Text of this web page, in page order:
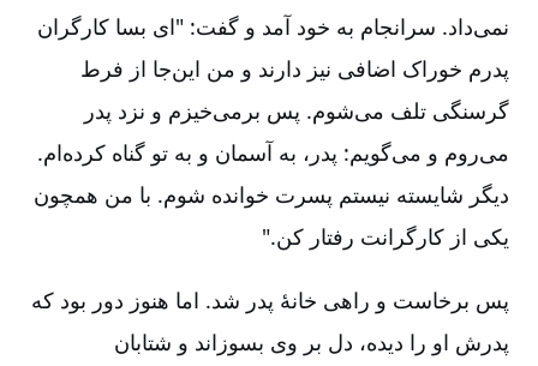
نمی‌داد. سرانجام به خود آمد و گفت: "ای بسا کارگران
پدرم خوراک اضافی نیز دارند و من این‌جا از فرط
گرسنگی تلف می‌شوم. پس برمی‌خیزم و نزد پدر
می‌روم و می‌گویم: پدر، به آسمان و به تو گناه کرده‌ام.
دیگر شایسته نیستم پسرت خوانده شوم. با من همچون
یکی از کارگرانت رفتار کن."
پس برخاست و راهی خانۀ پدر شد. اما هنوز دور بود که
پدرش او را دیده، دل بر وی بسوزاند و شتابان